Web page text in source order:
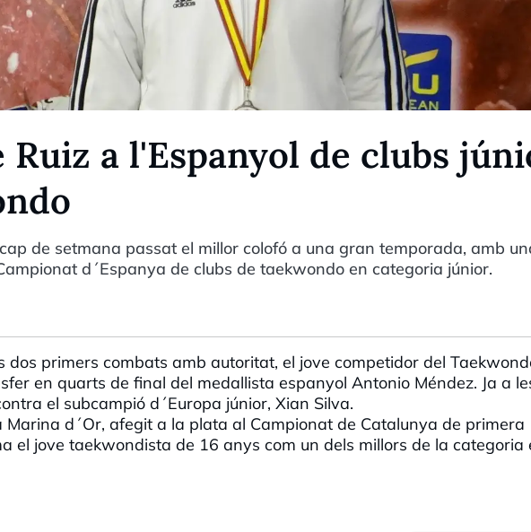
Ruiz a l'Espanyol de clubs
de setmana passat el millor colofó a una gran temporada, amb
d´Espanya de clubs de taekwondo en categoria júnior.
dos primers combats amb autoritat, el jove competidor del
en quarts de final del medallista espanyol Antonio Méndez. Ja a
el subcampió d´Europa júnior, Xian Silva.
Marina d´Or, afegit a la plata al Campionat de Catalunya de primera
el jove taekwondista de 16 anys com un dels millors de la categoria